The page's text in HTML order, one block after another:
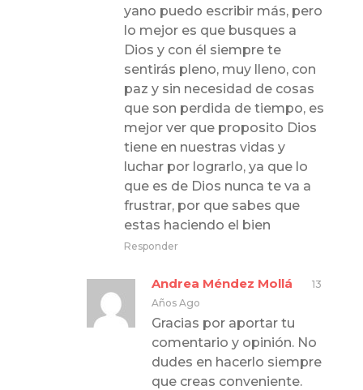
yano puedo escribir más, pero
lo mejor es que busques a
Dios y con él siempre te
sentirás pleno, muy lleno, con
paz y sin necesidad de cosas
que son perdida de tiempo, es
mejor ver que proposito Dios
tiene en nuestras vidas y
luchar por lograrlo, ya que lo
que es de Dios nunca te va a
frustrar, por que sabes que
estas haciendo el bien
Responder
Andrea Méndez Mollá
13
Años Ago
Gracias por aportar tu
comentario y opinión. No
dudes en hacerlo siempre
que creas conveniente.